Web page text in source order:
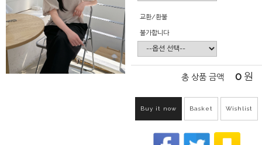
교환/환불
불가합니다
총 상품 금액 0 원
Buy it now Basket Wishlist